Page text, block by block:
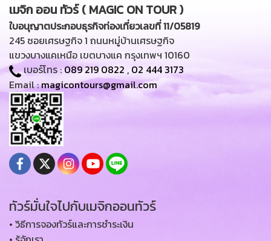
เมจิก ออน ทัวร์ ( MAGIC ON TOUR )
ใบอนุญาตประกอบธุรกิจท่องเที่ยวเลขที่ 11/05819
245 ซอยเศรษฐกิจ 1 ถนนหมู่บ้านเศรษฐกิจ
แขวงบางแคเหนือ เขตบางแค กรุงเทพฯ 10160
เบอร์โทร :089 219 0822 , 02 444 3173
Email :magicontours@gmail.com
ทัวร์มั่นใจไปกับเมจิกออนทัวร์
• วิธีการจองทัวร์และการชำระเงิน